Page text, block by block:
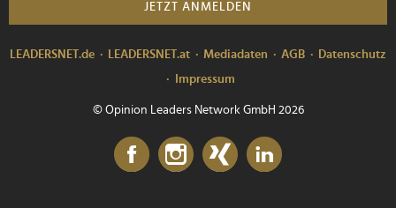
JETZT ANMELDEN
LEADERSNET.de LEADERSNET.at Mediadaten AGB
Datenschutz
Impressum
© Opinion Leaders Network GmbH 2026